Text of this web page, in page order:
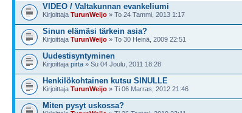
VIDEO / Valtakunnan evankeliumi
Kirjoittaja TurunWeijo » To 24 Tammi, 2013 1:17
Sinun elämäsi tärkein asia?
Kirjoittaja TurunWeijo » To 30 Heinä, 2009 22:51
Uudestisyntyminen
Kirjoittaja pirta » Su 04 Joulu, 2011 18:28
Henkilökohtainen kutsu SINULLE
Kirjoittaja TurunWeijo » Ti 06 Marras, 2012 21:46
Miten pysyt uskossa?